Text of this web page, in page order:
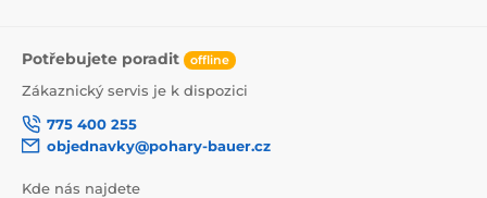
Potřebujete poradit offline
Zákaznický servis je k dispozici
775 400 255
objednavky@pohary-bauer.cz
Kde nás najdete